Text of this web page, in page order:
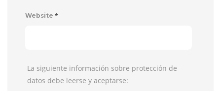
Website *
La siguiente información sobre protección de
datos debe leerse y aceptarse: